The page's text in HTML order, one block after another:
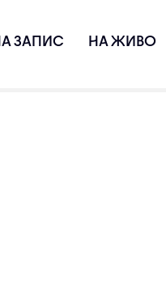
ЗАПИС НА ЖИВО